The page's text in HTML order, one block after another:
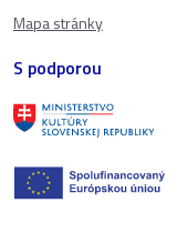
Mapa stránky
S podporou